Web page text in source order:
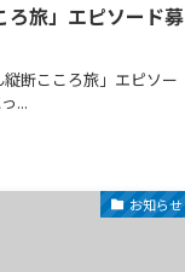
ろ旅」エピソード募
断こころ旅」エピソー
...
お知らせ